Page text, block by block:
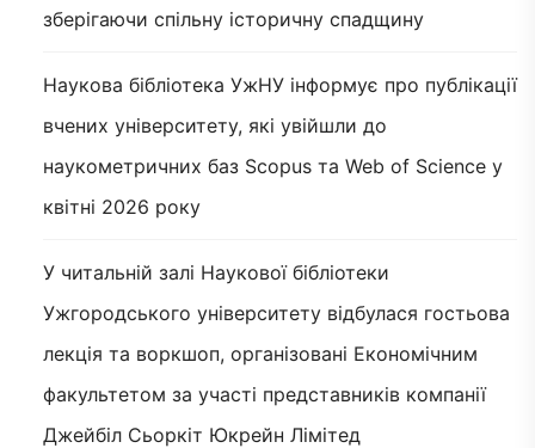
зберігаючи спільну історичну спадщину
Наукова бібліотека УжНУ інформує про публікації
вчених університету, які увійшли до
наукометричних баз Scopus та Web of Science у
квітні 2026 року
У читальній залі Наукової бібліотеки
Ужгородського університету відбулася гостьова
лекція та воркшоп, організовані Економічним
факультетом за участі представників компанії
Джейбіл Сьоркіт Юкрейн Лімітед